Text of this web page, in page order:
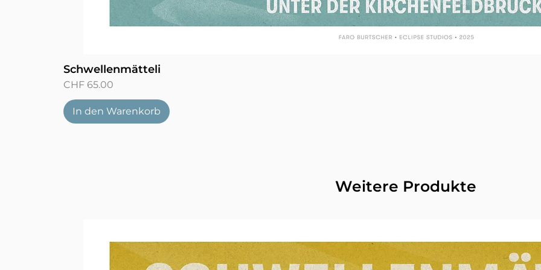
Schwellenmätteli
Preis
CHF 65.00
In den Warenkorb
Weitere Produkte